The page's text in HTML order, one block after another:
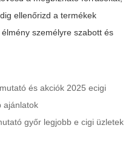
ellenőrizd a termékek
élmény személyre szabott és
és akciók 2025 ecigi
ajánlatok
győr legjobb e cigi üzletek